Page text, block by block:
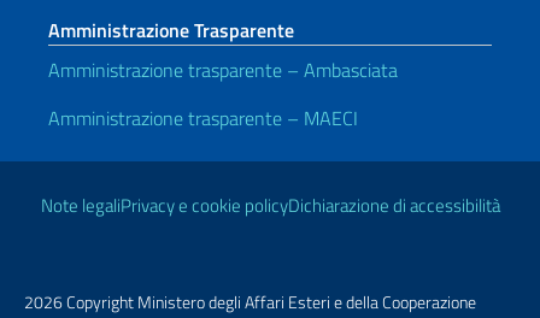
Amministrazione Trasparente
Amministrazione trasparente – Ambasciata
Amministrazione trasparente – MAECI
Link Utili
Note legaliPrivacy e cookie policyDichiarazione di accessibilità
2026 Copyright Ministero degli Affari Esteri e della Cooperazione